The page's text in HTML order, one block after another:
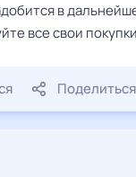
в
все свои
Поделиться